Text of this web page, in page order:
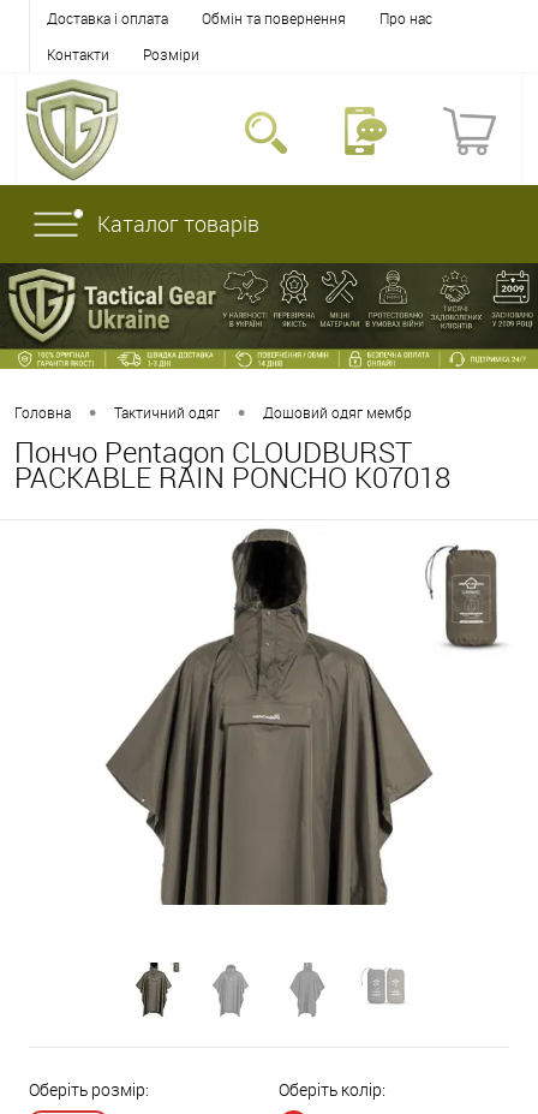
Доставка і оплата Обмін та повернення
Про нас
Контакти
Розміри
Каталог товарів
Головна • Тактичний одяг • Дощовий одяг мембр
Пончо Pentagon CLOUDBURST
PACKABLE RAIN PONCHO K07018
Оберіть розмір:
Оберіть колір: